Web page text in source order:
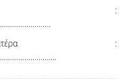
:
: